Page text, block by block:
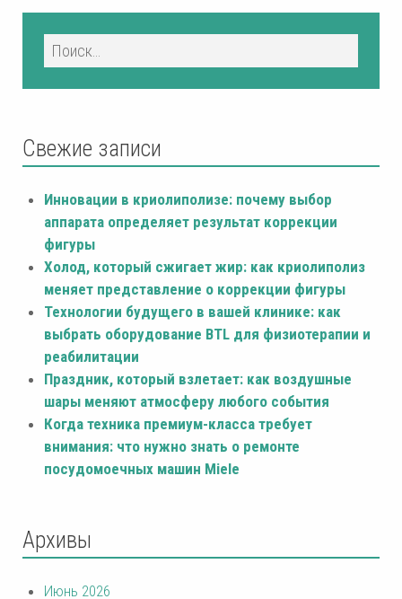
Свежие записи
Инновации в криолиполизе: почему выбор
аппарата определяет результат коррекции
фигуры
Холод, который сжигает жир: как криолиполиз
меняет представление о коррекции фигуры
Технологии будущего в вашей клинике: как
выбрать оборудование BTL для физиотерапии и
реабилитации
Праздник, который взлетает: как воздушные
шары меняют атмосферу любого события
Когда техника премиум-класса требует
внимания: что нужно знать о ремонте
посудомоечных машин Miele
Архивы
Июнь 2026